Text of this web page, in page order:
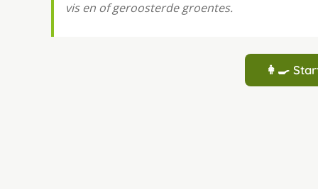
vis en of geroosterde groentes.
👩‍🍳